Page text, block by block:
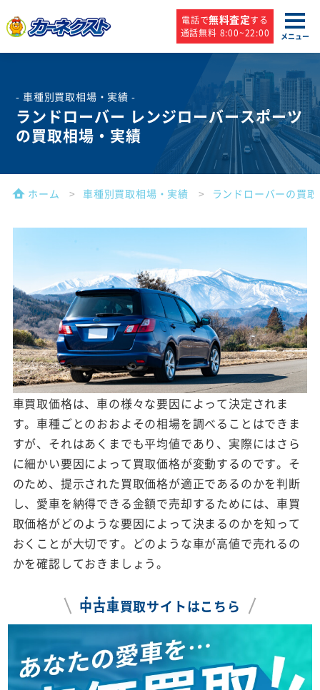
電話で無料査定する
通話無料 8:00~22:00
メニュー
- 車種別買取相場・実績 -
ランドローバー レンジローバースポーツ
の買取相場・実績
ホーム 車種別買取相場・実績 ランドローバーの買
車買取価格は、車の様々な要因によって決定されま
す。車種ごとのおおよその相場を調べることはできま
すが、それはあくまでも平均値であり、実際にはさら
に細かい要因によって買取価格が変動するのです。そ
のため、提示された買取価格が適正であるのかを判断
し、愛車を納得できる金額で売却するためには、車買
取価格がどのような要因によって決まるのかを知って
おくことが大切です。どのような車が高値で売れるの
かを確認しておきましょう。
中古車買取サイトはこちら